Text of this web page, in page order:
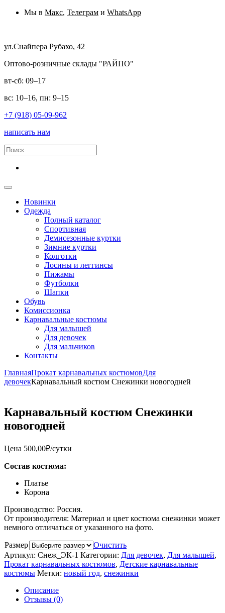
Мы в Макс, Телеграм и WhatsApp
ул.Снайпера Рубахо, 42
Оптово-розничные склады "РАЙПО"
вт-сб: 09–17
вс: 10–16, пн: 9–15
+7 (918) 05-09-962
написать нам
Новинки
Одежда
Полный каталог
Спортивная
Демисезонные куртки
Зимние куртки
Колготки
Лосины и леггинсы
Пижамы
Футболки
Шапки
Обувь
Комиссионка
Карнавальные костюмы
Для малышей
Для девочек
Для мальчиков
Контакты
ГлавнаяПрокат карнавальных костюмовДля
девочекКарнавальный костюм Снежинки новогодней
Карнавальный костюм Снежинки
новогодней
Цена 500,00₽/сутки
Состав костюма:
Платье
Корона
Производство: Россия.
От производителя: Материал и цвет костюма снежинки может
немного отличаться от указанного на фото.
Размер
Очистить
Артикул: Снеж_ЭК-1 Категории: Для девочек, Для малышей,
Прокат карнавальных костюмов, Детские карнавальные
костюмы Метки: новый год, снежинки
Описание
Отзывы (0)